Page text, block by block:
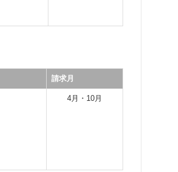
請求月
4月・10月